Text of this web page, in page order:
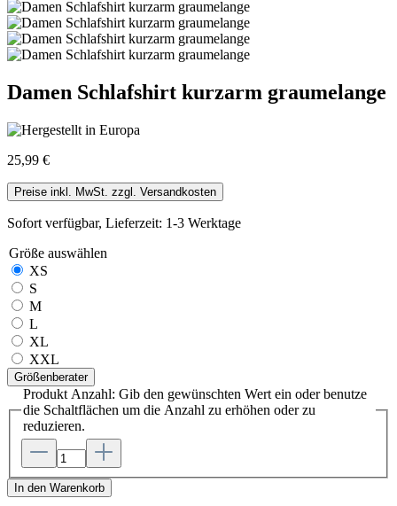
Damen Schlafshirt kurzarm graumelange
25,99 €
Preise inkl. MwSt. zzgl. Versandkosten
Sofort verfügbar, Lieferzeit: 1-3 Werktage
Größe auswählen
XS
S
M
L
XL
XXL
Größenberater
Produkt Anzahl: Gib den gewünschten Wert ein oder benutze
die Schaltflächen um die Anzahl zu erhöhen oder zu
reduzieren.
In den Warenkorb